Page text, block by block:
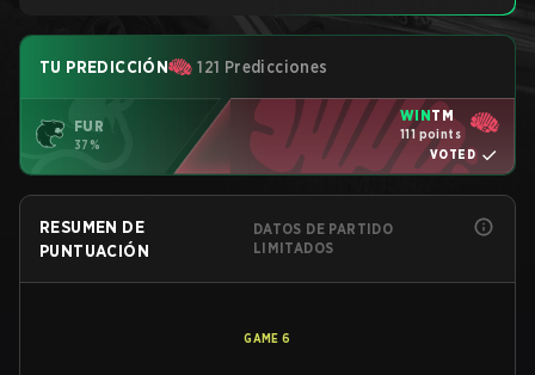
TU PREDICCIÓN 121 Predicciones
FUR
37%
WINTM
111 points
VOTED
RESUMEN DE
PUNTUACIÓN
DATOS DE PARTIDO
LIMITADOS
GAME 6